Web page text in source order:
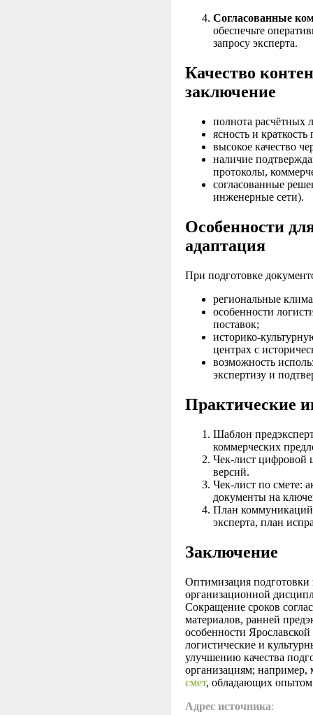
Согласованные
обеспечьте
запросу эксперта.
Качество
заключение
полнота расчётных
ясность и
высокое качество
наличие
протоколы,
согласованные
инженерные сети).
Особенности
адаптация
При подготовке
региональные
особенности
поставок;
центрах с
возможность
экспертизу и
Практические
Шаблон
коммерческих
Чек-лист цифровой
версий.
Чек-лист по смете:
документы на
План коммуникаций:
эксперта, план
Заключение
Оптимизация подготовки
организационной
Сокращение сроков
материалов, ранней
особенности
логистические и
улучшению качества
организациям; например,
смет, обладающих опытом
Адрес источника: